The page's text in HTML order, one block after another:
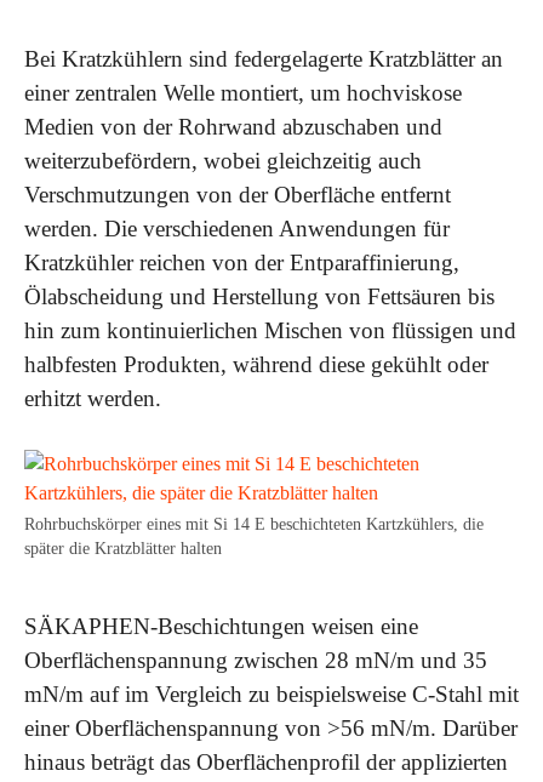
Bei Kratzkühlern sind federgelagerte Kratzblätter an
einer zentralen Welle montiert, um hochviskose
Medien von der Rohrwand abzuschaben und
weiterzubefördern, wobei gleichzeitig auch
Verschmutzungen von der Oberfläche entfernt
werden. Die verschiedenen Anwendungen für
Kratzkühler reichen von der Entparaffinierung,
Ölabscheidung und Herstellung von Fettsäuren bis
hin zum kontinuierlichen Mischen von flüssigen und
halbfesten Produkten, während diese gekühlt oder
erhitzt werden.
Rohrbuchskörper eines mit Si 14 E beschichteten Kartzkühlers, die
später die Kratzblätter halten
SÄKAPHEN-Beschichtungen weisen eine
Oberflächenspannung zwischen 28 mN/m und 35
mN/m auf im Vergleich zu beispielsweise C-Stahl mit
einer Oberflächenspannung von >56 mN/m. Darüber
hinaus beträgt das Oberflächenprofil der applizierten